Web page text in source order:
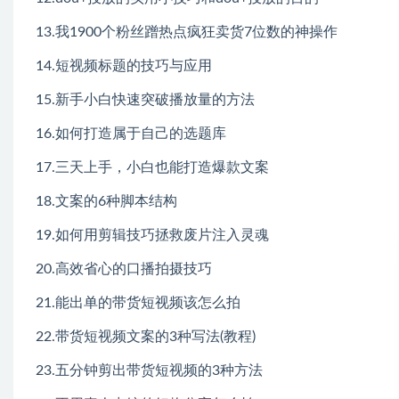
13.我1900个粉丝蹭热点疯狂卖货7位数的神操作
14.短视频标题的技巧与应用
15.新手小白快速突破播放量的方法
16.如何打造属于自己的选题库
17.三天上手，小白也能打造爆款文案
18.文案的6种脚本结构
19.如何用剪辑技巧拯救废片注入灵魂
20.高效省心的口播拍摄技巧
21.能出单的带货短视频该怎么拍
22.带货短视频文案的3种写法(教程)
23.五分钟剪出带货短视频的3种方法